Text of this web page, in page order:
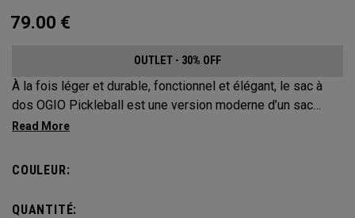
79.00 €
OUTLET - 30% OFF
À la fois léger et durable, fonctionnel et élégant, le sac à
dos OGIO Pickleball est une version moderne d’un sac
classique. Ce sac à dos extrêmement confortable protège
s’accroche à la clôture du terrain pour accéder facilement à
COULEUR:
QUANTITÉ: